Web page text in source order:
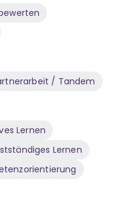
/ Tandem
Lernen
Lernen